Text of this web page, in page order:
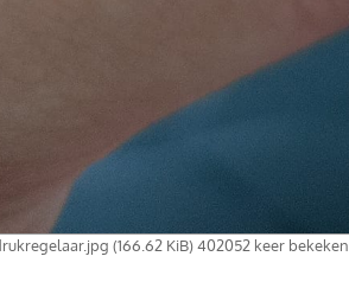
(166.62 KiB) 402052 keer bekeken